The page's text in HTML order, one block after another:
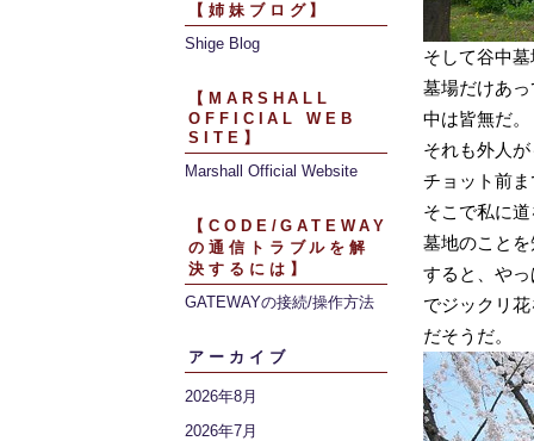
【姉妹ブログ】
Shige Blog
【MARSHALL
OFFICIAL WEB
SITE】
Marshall Official Website
【CODE/GATEWAY
の通信トラブルを解
決するには】
GATEWAYの接続/操作方法
アーカイブ
2026年8月
2026年7月
そして谷中
墓場だけあ
中は皆無だ。
それも外人
チョット前
そこで私に
墓地のこと
すると、や
でジックリ
だそうだ。